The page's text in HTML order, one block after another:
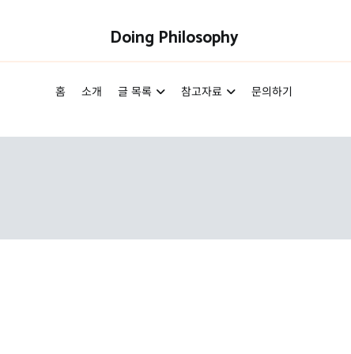
Doing Philosophy
홈 소개 글 목록 참고자료 문의하기